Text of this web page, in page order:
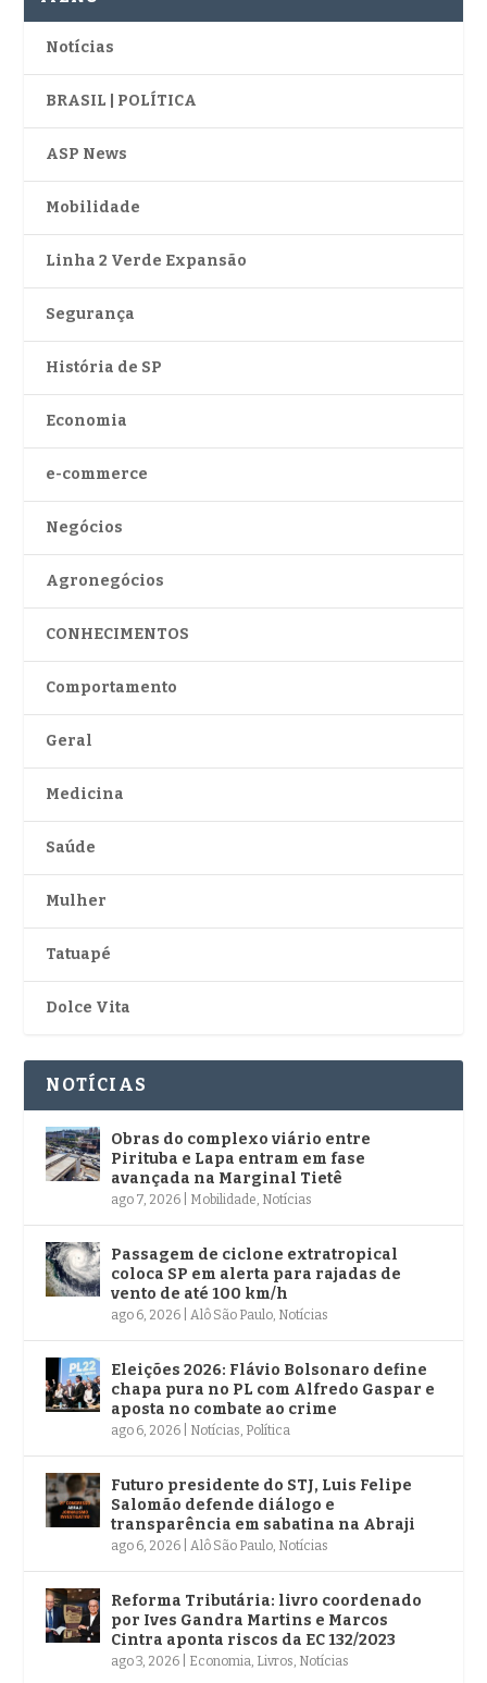
Notícias
BRASIL | POLÍTICA
ASP News
Mobilidade
Linha 2 Verde Expansão
Segurança
História de SP
Economia
e-commerce
Negócios
Agronegócios
CONHECIMENTOS
Comportamento
Geral
Medicina
Saúde
Mulher
Tatuapé
Dolce Vita
NOTÍCIAS
Obras do complexo viário entre
Pirituba e Lapa entram em fase
avançada na Marginal Tietê
ago 7, 2026 Mobilidade Notícias
Passagem de ciclone extratropical
coloca SP em alerta para rajadas de
vento de até 100 km/h
ago 6, 2026 Alô São Paulo Notícias
Eleições 2026: Flávio Bolsonaro define
chapa pura no PL com Alfredo Gaspar e
aposta no combate ao crime
ago 6, 2026 Notícias Política
Futuro presidente do STJ, Luis Felipe
Salomão defende diálogo e
transparência em sabatina na Abraji
ago 6, 2026 Alô São Paulo Notícias
Reforma Tributária: livro coordenado
por Ives Gandra Martins e Marcos
Cintra aponta riscos da EC 132/2023
ago 3, 2026 Economia Livros Notícias